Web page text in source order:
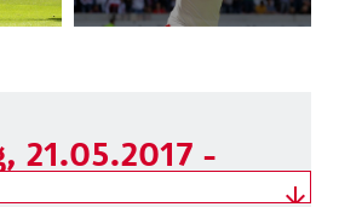
21.05.2017 -